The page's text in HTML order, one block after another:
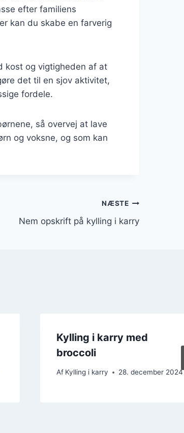
efter familiens
kan du skabe en farverig
kost og vigtigheden af at
det til en sjov aktivitet,
fordele.
så overvej at lave
og voksne, og som kan
NÆSTE
Nem opskrift på kylling i karry
Kylling i karry med
broccoli
Af Kylling i karry 28. december 2024